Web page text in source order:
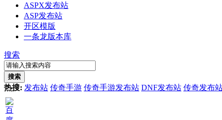
ASPX发布站
ASP发布站
开区模版
一条龙版本库
搜索
搜索
热搜: 发布站 传奇手游 传奇手游发布站 DNF发布站 传奇发布